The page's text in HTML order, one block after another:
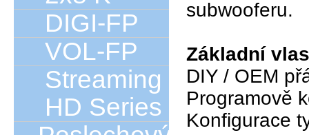
DIGI-FP
VOL-FP
Streaming
HD Series
subwooferu.
Základní
DIY / OEM
Programově
Konfigurace